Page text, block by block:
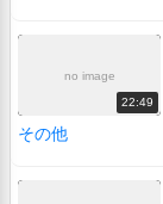
no image
22:49
その他